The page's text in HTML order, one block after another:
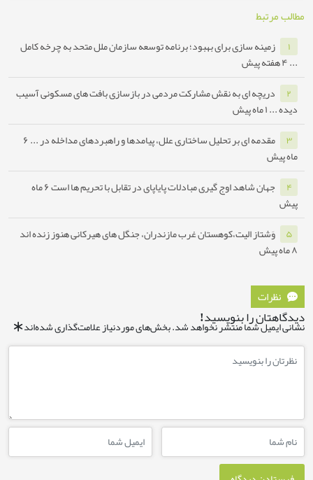
سازی برای بهبود؛ برنامه توسعه سازمان ملل متحد به چرخه کامل
ای به نقش مشارکت مردمی در بازسازی بافت های مسکونی آسیب
ای بر تحلیل ساختاری علل، پیامدها و راهبردهای مداخله در ...۶
شاهد اوج گیری مبادلات پایاپای در تقابل با تحریم ها است ۶ ماه
الیت،کوهستان غرب مازندران، جنگل های هیرکانی هنوز زنده اند
را بنویسید!
شما منتشر نخواهد شد.بخش‌های موردنیاز علامت‌گذاری شده‌اند*